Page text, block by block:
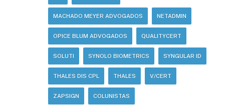
MACHADO MEYER ADVOGADOS NETADMIN
OPICE BLUM ADVOGADOS QUALITYCERT
SOLUTI SYNOLO BIOMETRICS SYNGULAR ID
THALES DIS CPL THALES V/CERT
ZAPSIGN COLUNISTAS